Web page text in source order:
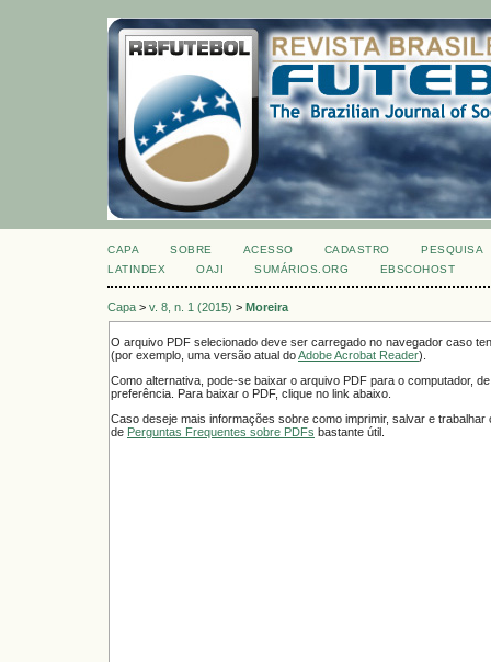
CAPA SOBRE ACESSO CADASTRO
PESQUISA
LATINDEX
OAJI SUMÁRIOS.ORG EBSCOHOST
Capa > v. 8, n. 1 (2015) > Moreira
O arquivo PDF selecionado deve ser carregado no navegador caso
(por exemplo, uma versão atual doAdobe Acrobat Reader).
Como alternativa, pode-se baixar o arquivo PDF para o computador,
preferência. Para baixar o PDF, clique no link abaixo.
Caso deseje mais informações sobre como imprimir, salvar e
de Perguntas Frequentes sobre PDFs bastante útil.